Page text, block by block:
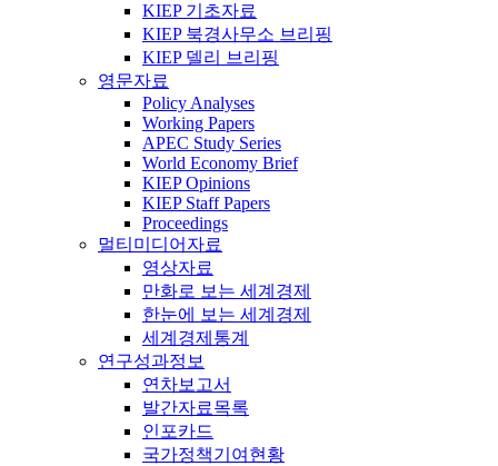
KIEP 기초자료
KIEP 북경사무소 브리핑
KIEP 델리 브리핑
영문자료
Policy Analyses
Working Papers
APEC Study Series
World Economy Brief
KIEP Opinions
KIEP Staff Papers
Proceedings
멀티미디어자료
영상자료
만화로 보는 세계경제
한눈에 보는 세계경제
세계경제통계
연구성과정보
연차보고서
발간자료목록
인포카드
국가정책기여현황